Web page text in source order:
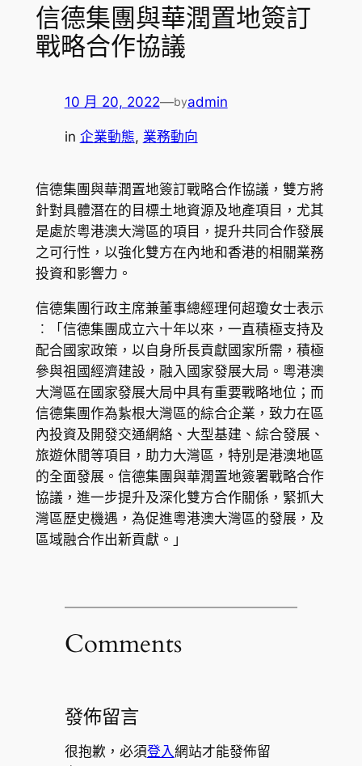
信德集團與華潤置地簽訂
戰略合作協議
10 月 20, 2022—byadmin
in 企業動態, 業務動向
信德集團與華潤置地簽訂戰略合作協議，雙方將
針對具體潛在的目標土地資源及地產項目，尤其
是處於粵港澳大灣區的項目，提升共同合作發展
之可行性，以強化雙方在內地和香港的相關業務
投資和影響力。
信德集團行政主席兼董事總經理何超瓊女士表示
︰「信德集團成立六十年以來，一直積極支持及
配合國家政策，以自身所長貢獻國家所需，積極
參與祖國經濟建設，融入國家發展大局。粵港澳
大灣區在國家發展大局中具有重要戰略地位；而
信德集團作為紥根大灣區的綜合企業，致力在區
內投資及開發交通網絡、大型基建、綜合發展、
旅遊休閒等項目，助力大灣區，特別是港澳地區
的全面發展。信德集團與華潤置地簽署戰略合作
協議，進一步提升及深化雙方合作關係，緊抓大
灣區歷史機遇，為促進粵港澳大灣區的發展，及
區域融合作出新貢獻。」
Comments
發佈留言
很抱歉，必須登入網站才能發佈留